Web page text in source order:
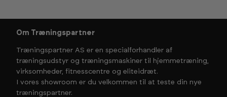
Om Træningspartner
Træningspartner AS er en specialforhandler af
træningsudstyr og træningsmaskiner til hjemmetræning,
virksomheder, fitnesscentre og eliteidræt.
I vores showroom er du velkommen til at teste din nye
træningspartner.